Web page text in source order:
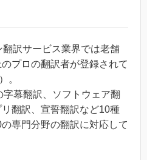
訳サービス業界では老舗
プロの翻訳者が登録されて
。
幕翻訳、ソフトウェア翻
翻訳、宣誓翻訳など10種
専門分野の翻訳に対応して